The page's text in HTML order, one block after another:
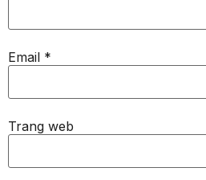
Email *
Trang web